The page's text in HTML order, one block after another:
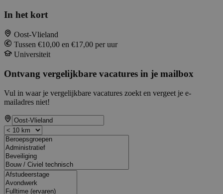
In het kort
Oost-Vlieland
Tussen €10,00 en €17,00 per uur
Universiteit
Ontvang vergelijkbare vacatures in je mailbox
Vul in waar je vergelijkbare vacatures zoekt en vergeet je e-
mailadres niet!